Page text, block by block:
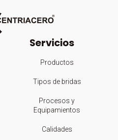
Servicios
Productos
Tipos de bridas
Procesos y
Equipamientos
Calidades